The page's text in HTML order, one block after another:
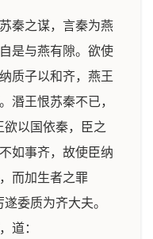
秦之谋，言秦为燕
是与燕有隙。欲使
质子以和齐，燕王
湣王恨苏秦不已，
以国依秦，臣之
如事齐，故使臣纳
而加生者之罪
委质为齐大夫。
道：